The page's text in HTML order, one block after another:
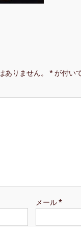
ありません。 *が付い
メール*